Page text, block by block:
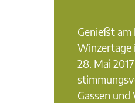
Genießt
Winzertage
28. Mai
Gassen und